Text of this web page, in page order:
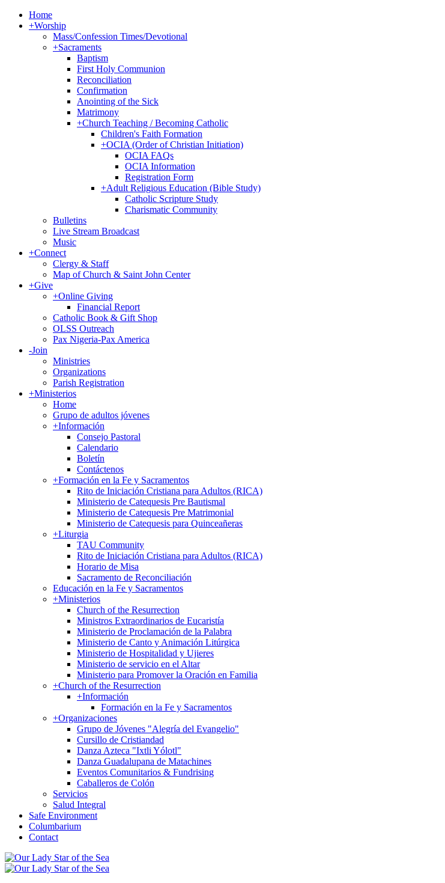
Home
+Worship
Mass/Confession Times/Devotional
+Sacraments
Baptism
First Holy Communion
Reconciliation
Confirmation
Anointing of the Sick
Matrimony
+Church Teaching / Becoming Catholic
Children's Faith Formation
+OCIA (Order of Christian Initiation)
OCIA FAQs
OCIA Information
Registration Form
+Adult Religious Education (Bible Study)
Catholic Scripture Study
Charismatic Community
Bulletins
Live Stream Broadcast
Music
+Connect
Clergy & Staff
Map of Church & Saint John Center
+Give
+Online Giving
Financial Report
Catholic Book & Gift Shop
OLSS Outreach
Pax Nigeria-Pax America
-Join
Ministries
Organizations
Parish Registration
+Ministerios
Home
Grupo de adultos jóvenes
+Información
Consejo Pastoral
Calendario
Boletín
Contáctenos
+Formación en la Fe y Sacramentos
Rito de Iniciación Cristiana para Adultos (RICA)
Ministerio de Catequesis Pre Bautismal
Ministerio de Catequesis Pre Matrimonial
Ministerio de Catequesis para Quinceañeras
+Liturgia
TAU Community
Rito de Iniciación Cristiana para Adultos (RICA)
Horario de Misa
Sacramento de Reconciliación
Educación en la Fe y Sacramentos
+Ministerios
Church of the Resurrection
Ministros Extraordinarios de Eucaristía
Ministerio de Proclamación de la Palabra
Ministerio de Canto y Animación Litúrgica
Ministerio de Hospitalidad y Ujieres
Ministerio de servicio en el Altar
Ministerio para Promover la Oración en Familia
+Church of the Resurrection
+Información
Formación en la Fe y Sacramentos
+Organizaciones
Grupo de Jóvenes "Alegría del Evangelio"
Cursillo de Cristiandad
Danza Azteca "Ixtli Yólotl"
Danza Guadalupana de Matachines
Eventos Comunitarios & Fundrising
Caballeros de Colón
Servicios
Salud Integral
Safe Environment
Columbarium
Contact